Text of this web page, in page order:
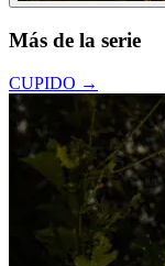
Más de la serie
CUPIDO →